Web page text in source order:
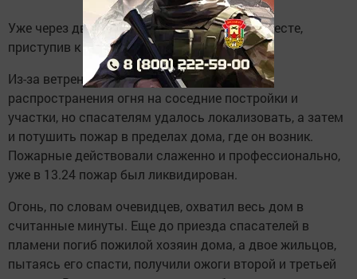
Уже через две минуты пожарные были на месте,
приступив к ликвидации возгорания.
Из-за ветреной погоды велик был риск
распространения огня на соседние постройки и
участки, но спасателям удалось локализовать, а затем
и потушить пожар в пределах дома, где он возник.
Пожарные действовали слаженно и профессионально,
уже в 13.24 пожар был ликвидирован.
Огонь, по словам очевидцев, охватил весь дом в
считанные минуты. Еще до приезда спасателей в
пламени погиб пожилой хозяин дома, а двое жильцов,
пытаясь его спасти, получили ожоги второй и третьей